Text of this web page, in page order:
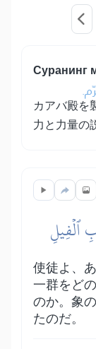
Суранинг
カアバ殿を
力と力量の
使徒よ、
一群をど
のか。象
たのだ。